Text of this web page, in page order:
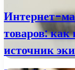
Интернет-
товаров:
источник